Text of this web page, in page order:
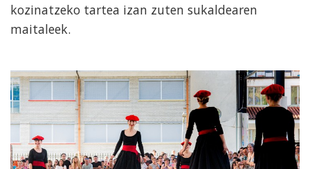
kozinatzeko tartea izan zuten sukaldearen
maitaleek.